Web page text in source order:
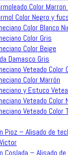
Color
Color Negro y
Color Blanco
Color Gris
Color Beige
Damasco Gris
Veteado Color
Color Marrón
y Estuco
Veteado Color
Veteado Color
Pioz – Alisado de
Coslada – Alisado